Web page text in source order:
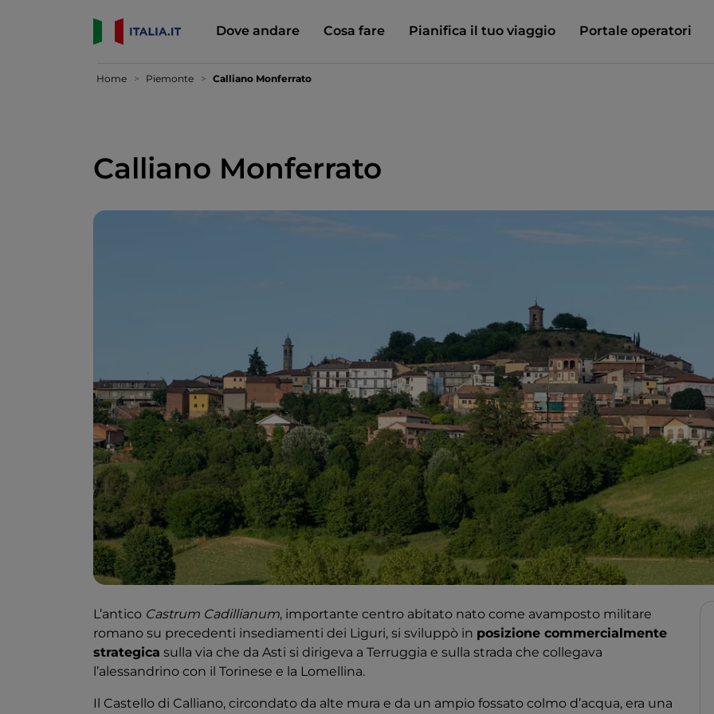
Dove andare Cosa fare Pianifica il tuo viaggio Portale operatori
Home Piemonte Calliano Monferrato
Calliano Monferrato
L’antico Castrum Cadillianum, importante centro abitato nato come avamposto militare
romano su precedenti insediamenti dei Liguri, si sviluppò in posizione commercialmente
strategica sulla via che da Asti si dirigeva a Terruggia e sulla strada che collegava
l’alessandrino con il Torinese e la Lomellina.
Il Castello di Calliano, circondato da alte mura e da un ampio fossato colmo d’acqua, era una